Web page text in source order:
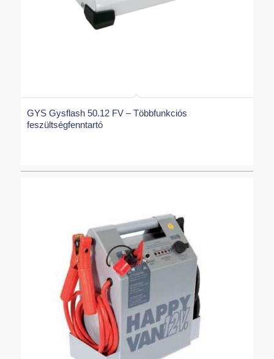
GYS Gysflash 50.12 FV – Többfunkciós
feszültségfenntartó